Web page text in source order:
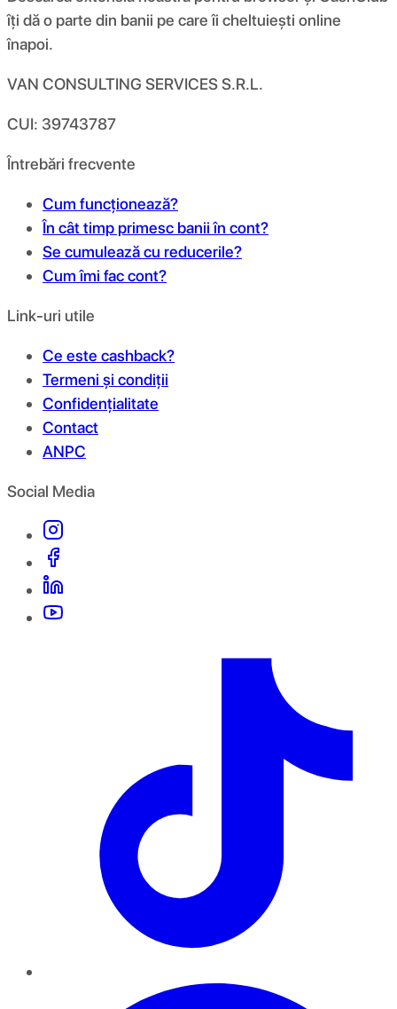
îți dă o parte din banii pe care îi cheltuiești online
înapoi.
VAN CONSULTING SERVICES S.R.L.
CUI: 39743787
Întrebări frecvente
Cum funcționează?
În cât timp primesc banii în cont?
Se cumulează cu reducerile?
Cum îmi fac cont?
Link-uri utile
Ce este cashback?
Termeni și condiții
Confidențialitate
Contact
ANPC
Social Media